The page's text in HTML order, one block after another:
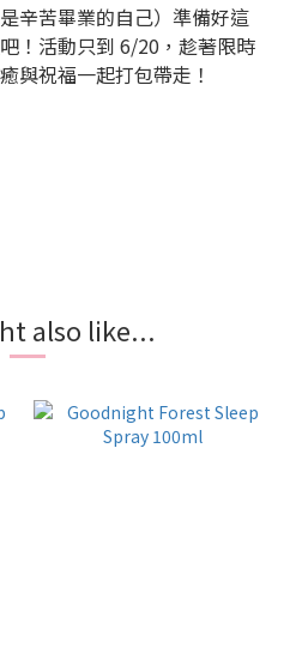
辛苦畢業的自己）準備好這
！活動只到 6/20，趁著限時
與祝福一起打包帶走！
also like...